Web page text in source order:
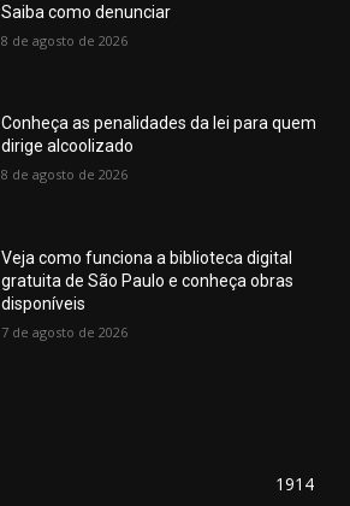
Saiba como denunciar
8 de agosto de 2026
Conheça as penalidades da lei para quem
dirige alcoolizado
8 de agosto de 2026
Veja como funciona a biblioteca digital
gratuita de São Paulo e conheça obras
disponíveis
7 de agosto de 2026
1914